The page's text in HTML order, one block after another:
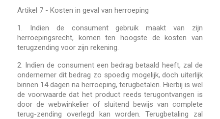
Artikel 7 - Kosten in geval van herroeping
1.
Indien de consument gebruik maakt van zijn
herroepingsrecht, komen ten hoogste de kosten van
terugzending voor zijn rekening.
2. Indien de consument een bedrag betaald heeft, zal de
ondernemer dit bedrag zo spoedig mogelijk, doch uiterlijk
binnen 14 dagen na herroeping, terugbetalen. Hierbij is wel
de voorwaarde dat het product reeds terugontvangen is
door de webwinkelier of sluitend bewijs van complete
terug-zending overlegd kan worden. Terugbetaling zal